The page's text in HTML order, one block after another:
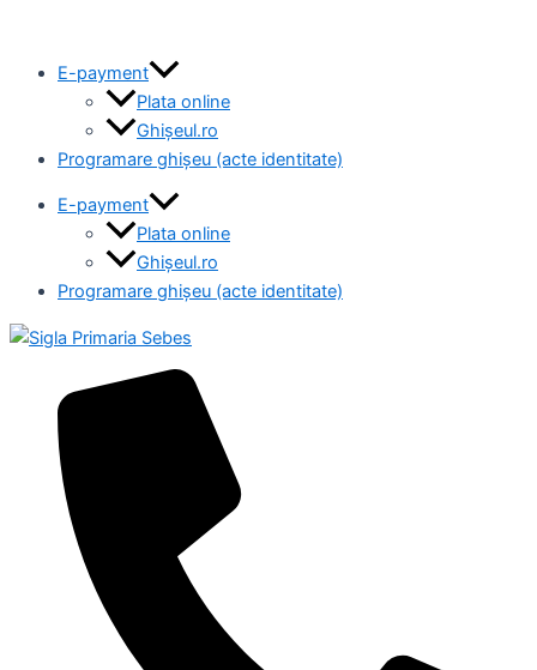
E-payment
Plata online
Ghișeul.ro
Programare ghișeu (acte identitate)
E-payment
Plata online
Ghișeul.ro
Programare ghișeu (acte identitate)